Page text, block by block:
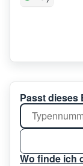
Passt dieses
Wo finde ich